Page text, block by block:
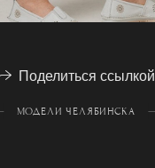
Поделиться ссылкой
МОДЕЛИ ЧЕЛЯБИНСКА